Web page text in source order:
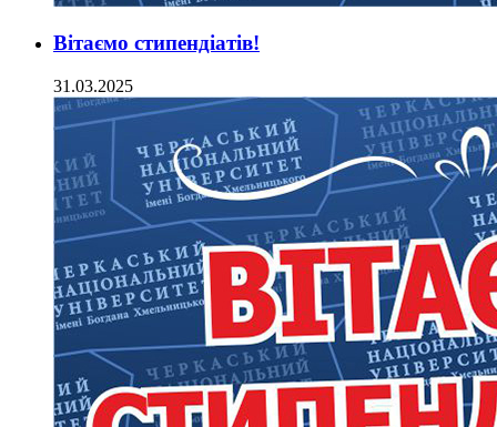
Вітаємо стипендіатів!
31.03.2025